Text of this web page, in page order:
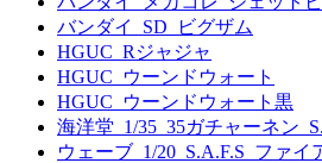
バンダイ_SD_ビグザム
HGUC_Rジャジャ
HGUC_ウーンドウォート
HGUC_ウーンドウォート黒
海洋堂_1/35_35ガチャーネン
ウェーブ_1/20_S.A.F.S_ファイ